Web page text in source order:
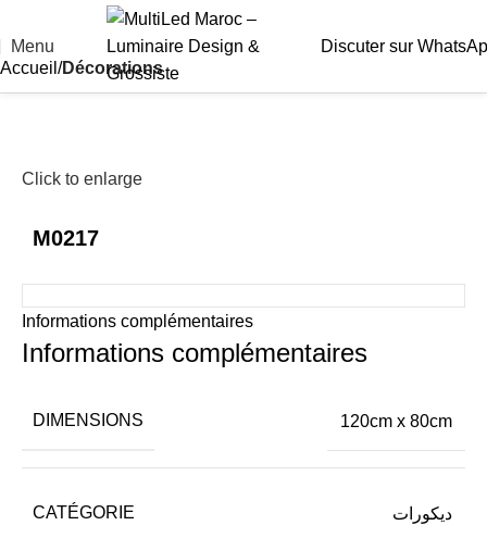
Menu
Discuter sur
Accueil Décorations
Click to enlarge
M0217
Informations complémentaires
Informations complémentaires
DIMENSIONS 120cm x 80cm
CATÉGORIE ديكورات